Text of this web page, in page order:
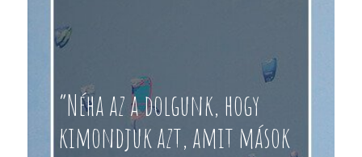
“Néha az a dolgunk, hogy
kimondjuk azt, amit mások